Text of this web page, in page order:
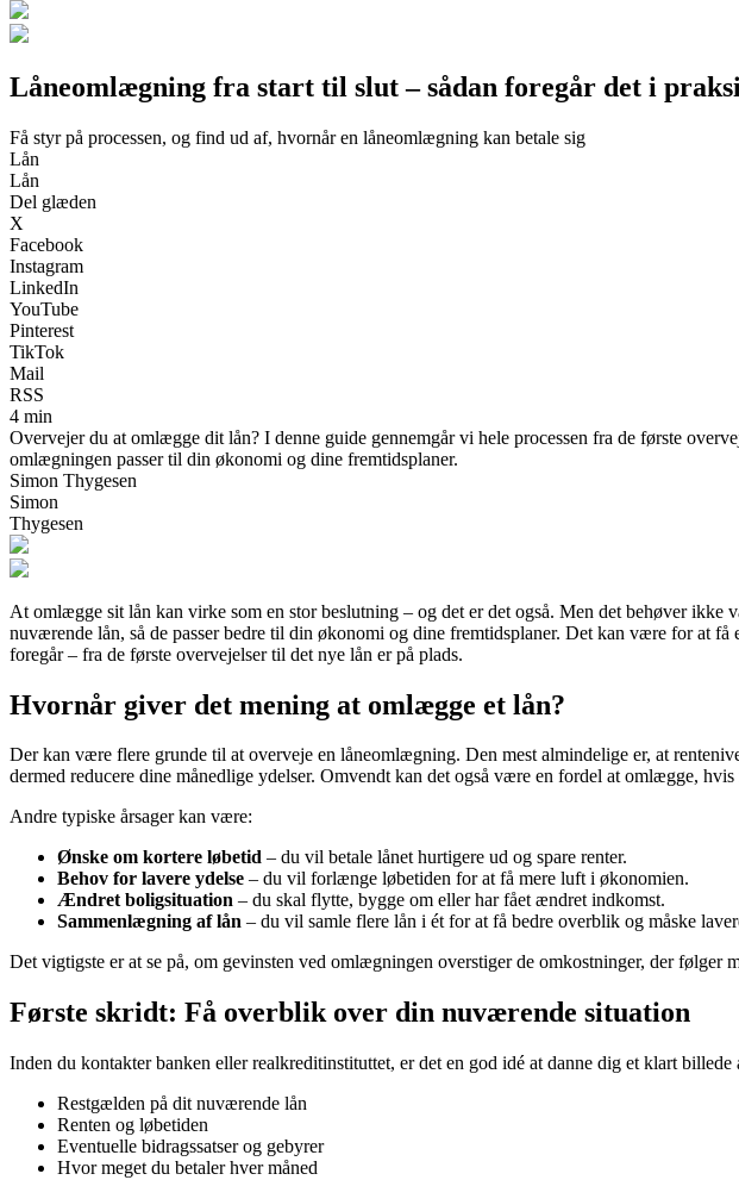
Låneomlægning fra start til slut – sådan foregår det i
Få styr på processen, og find ud af, hvornår en låneomlægning kan betale sig
Lån
Lån
Del glæden
X
Facebook
Instagram
LinkedIn
YouTube
Pinterest
TikTok
Mail
RSS
4 min
Overvejer du at omlægge dit lån? I denne guide gennemgår vi hele processen fra de første
omlægningen passer til din økonomi og dine fremtidsplaner.
Simon Thygesen
Simon
Thygesen
At omlægge sit lån kan virke som en stor beslutning – og det er det også. Men det behøver
nuværende lån, så de passer bedre til din økonomi og dine fremtidsplaner. Det kan være for at
foregår – fra de første overvejelser til det nye lån er på plads.
Hvornår giver det mening at omlægge et lån?
Der kan være flere grunde til at overveje en låneomlægning. Den mest almindelige er, at
dermed reducere dine månedlige ydelser. Omvendt kan det også være en fordel at omlægge,
Andre typiske årsager kan være:
Ønske om kortere løbetid – du vil betale lånet hurtigere ud og spare renter.
Behov for lavere ydelse – du vil forlænge løbetiden for at få mere luft i økonomien.
Ændret boligsituation – du skal flytte, bygge om eller har fået ændret indkomst.
Sammenlægning af lån – du vil samle flere lån i ét for at få bedre overblik og måske
Det vigtigste er at se på, om gevinsten ved omlægningen overstiger de omkostninger, der følger
Første skridt: Få overblik over din nuværende situation
Inden du kontakter banken eller realkreditinstituttet, er det en god idé at danne dig et klart
Restgælden på dit nuværende lån
Renten og løbetiden
Eventuelle bidragssatser og gebyrer
Hvor meget du betaler hver måned